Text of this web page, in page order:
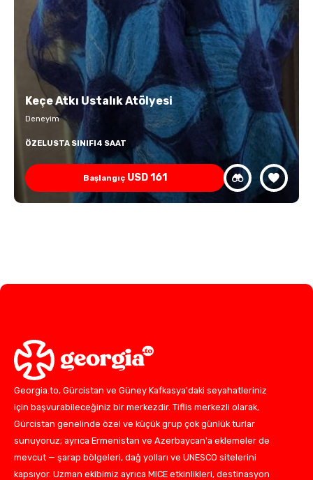
Keçe Atkı Ustalık Atölyesi
Deneyim
ÖZELUSTA SINIFI4 SAAT
Başlangıç USD161
Georgia.to, Gürcistan ve Güney Kafkasya'daki seyahatleriniz
için başvurabileceğiniz bir merkezdir. Tiflis merkezli olarak,
Gürcistan genelinde özel ve küçük grup çok günlük turlar
sunuyoruz; ayrıca Ermenistan ve Azerbaycan'a eklemeler de
mevcut — şarap bölgeleri, dağ yolları ve UNESCO sitelerini
kapsıyor. Uzman ekibimiz ayrıca MICE etkinlikleri, destinasyon